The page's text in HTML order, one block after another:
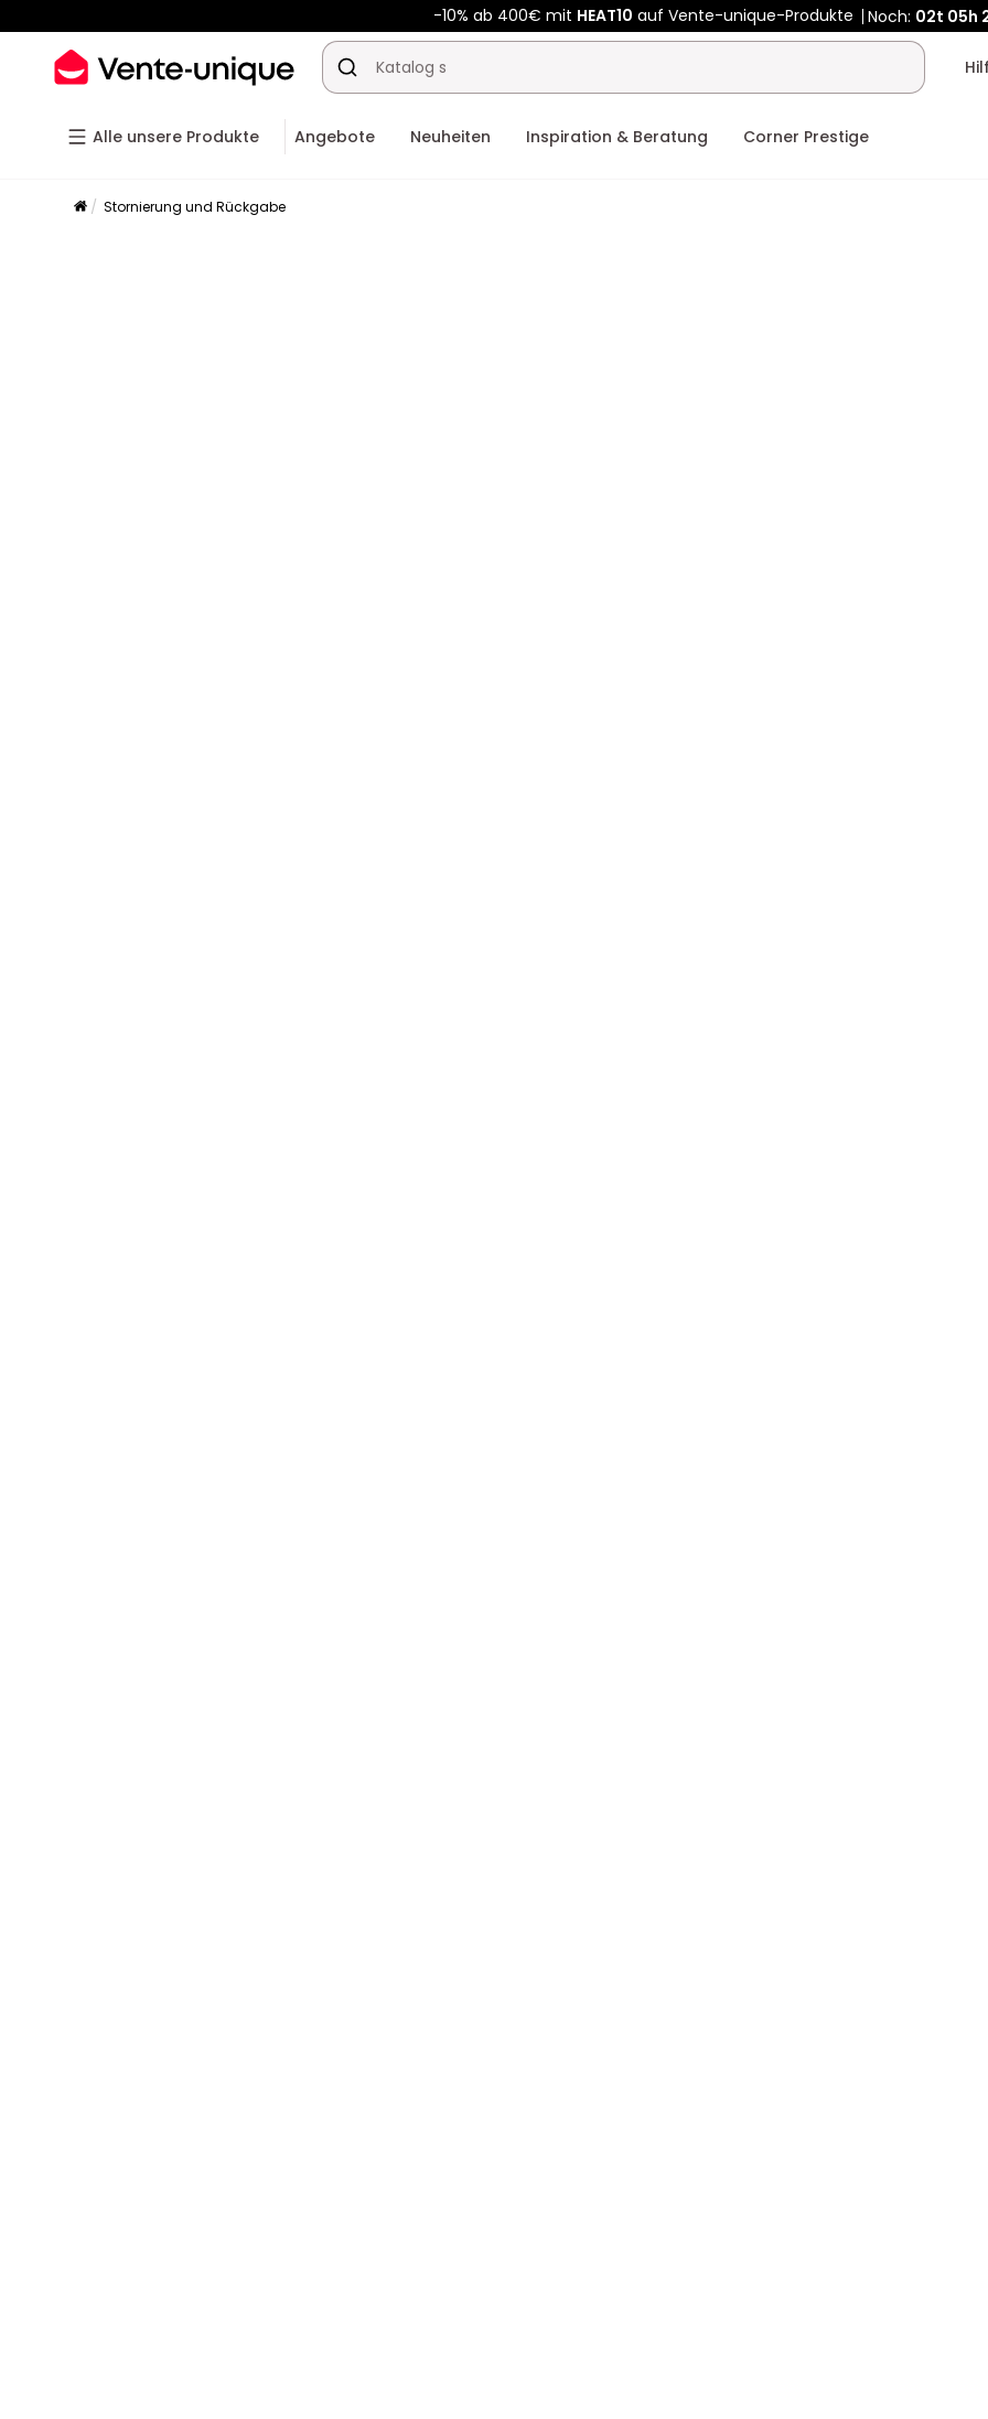
Kauf-unique wird zu Vente-unique - Gleicher Shop, neuer
-10% ab 400€ mitHEAT10auf Vente-unique-Produkte Noch:02t
Alle unsere Produkte Angebote Neuheiten Inspiration & Beratung Corner Prestige
Stornierung und Rückgabe